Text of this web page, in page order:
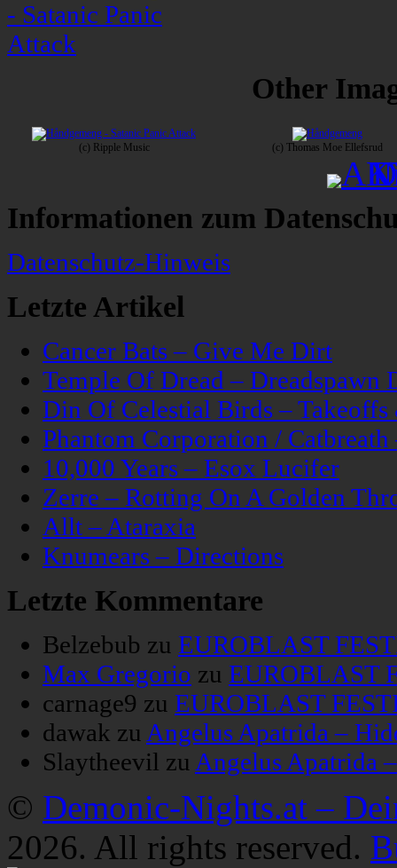
Other
(c) Ripple Music (c) Thomas Moe Ellefsrud
Informationen zum
Datenschutz-Hinweis
Letzte Artikel
Cancer Bats – Give Me Dirt
Temple Of Dread – Dreadspawn
Din Of Celestial Birds –
Phantom Corporation /
10,000 Years – Esox Lucifer
Zerre – Rotting On A Golden
Allt – Ataraxia
Knumears – Directions
Letzte Kommentare
Belzebub zu EUROBLAST
Max Gregorio zu EUROBLAST
carnage9 zu EUROBLAST
dawak zuAngelus Apatrida –
Slaytheevil zuAngelus Apatrida
© Demonic-Nights.at –
2026. All rights reserved.